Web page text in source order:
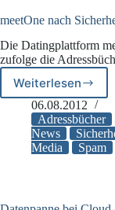
ist
meetOne nach
Die Datingplattform
zufolge die
Weiterlesen
meetOne
nach
wegen
Spam
06.08.2012
Adressbücher
News
Media
Spam